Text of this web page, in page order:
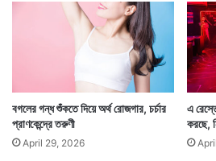
ল
বগলের গন্ধ শুঁকতে দিয়ে অর্থ রোজগার, চর্চার
প্রাণকেন্দ্রে তরুণী
April 29, 2026
এ
করছে,